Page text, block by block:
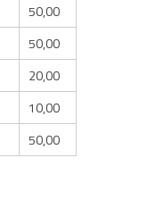
50,00
50,00
20,00
10,00
50,00